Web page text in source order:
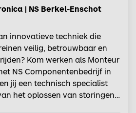
| NS Berkel-Enschot
innovatieve techniek die
veilig, betrouwbaar en
Kom werken als Monteur
NS Componentenbedrijf in
jij een technisch specialist
het oplossen van storingen,